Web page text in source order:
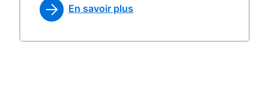
En savoir plus